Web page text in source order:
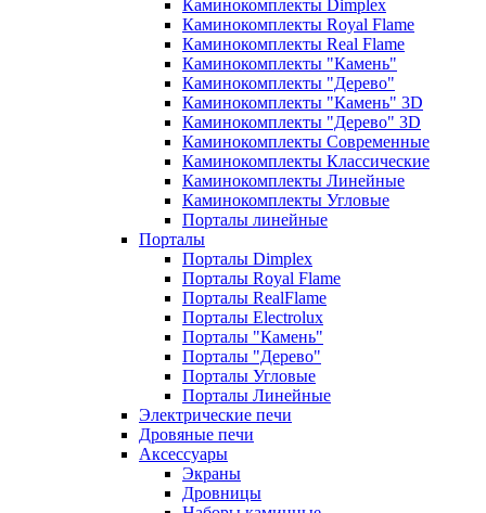
Каминокомплекты Dimplex
Каминокомплекты Royal Flame
Каминокомплекты Real Flame
Каминокомплекты "Камень"
Каминокомплекты "Дерево"
Каминокомплекты "Камень" 3D
Каминокомплекты "Дерево" 3D
Каминокомплекты Современные
Каминокомплекты Классические
Каминокомплекты Линейные
Каминокомплекты Угловые
Порталы линейные
Порталы
Порталы Dimplex
Порталы Royal Flame
Порталы RealFlame
Порталы Electrolux
Порталы "Камень"
Порталы "Дерево"
Порталы Угловые
Порталы Линейные
Электрические печи
Дровяные печи
Аксессуары
Экраны
Дровницы